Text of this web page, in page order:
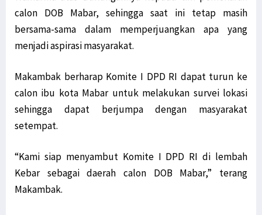
calon DOB Mabar, sehingga saat ini tetap masih
bersama-sama dalam memperjuangkan apa yang
menjadi aspirasi masyarakat.
Makambak berharap Komite I DPD RI dapat turun ke
calon ibu kota Mabar untuk melakukan survei lokasi
sehingga dapat berjumpa dengan masyarakat
setempat.
“Kami siap menyambut Komite I DPD RI di lembah
Kebar sebagai daerah calon DOB Mabar,” terang
Makambak.